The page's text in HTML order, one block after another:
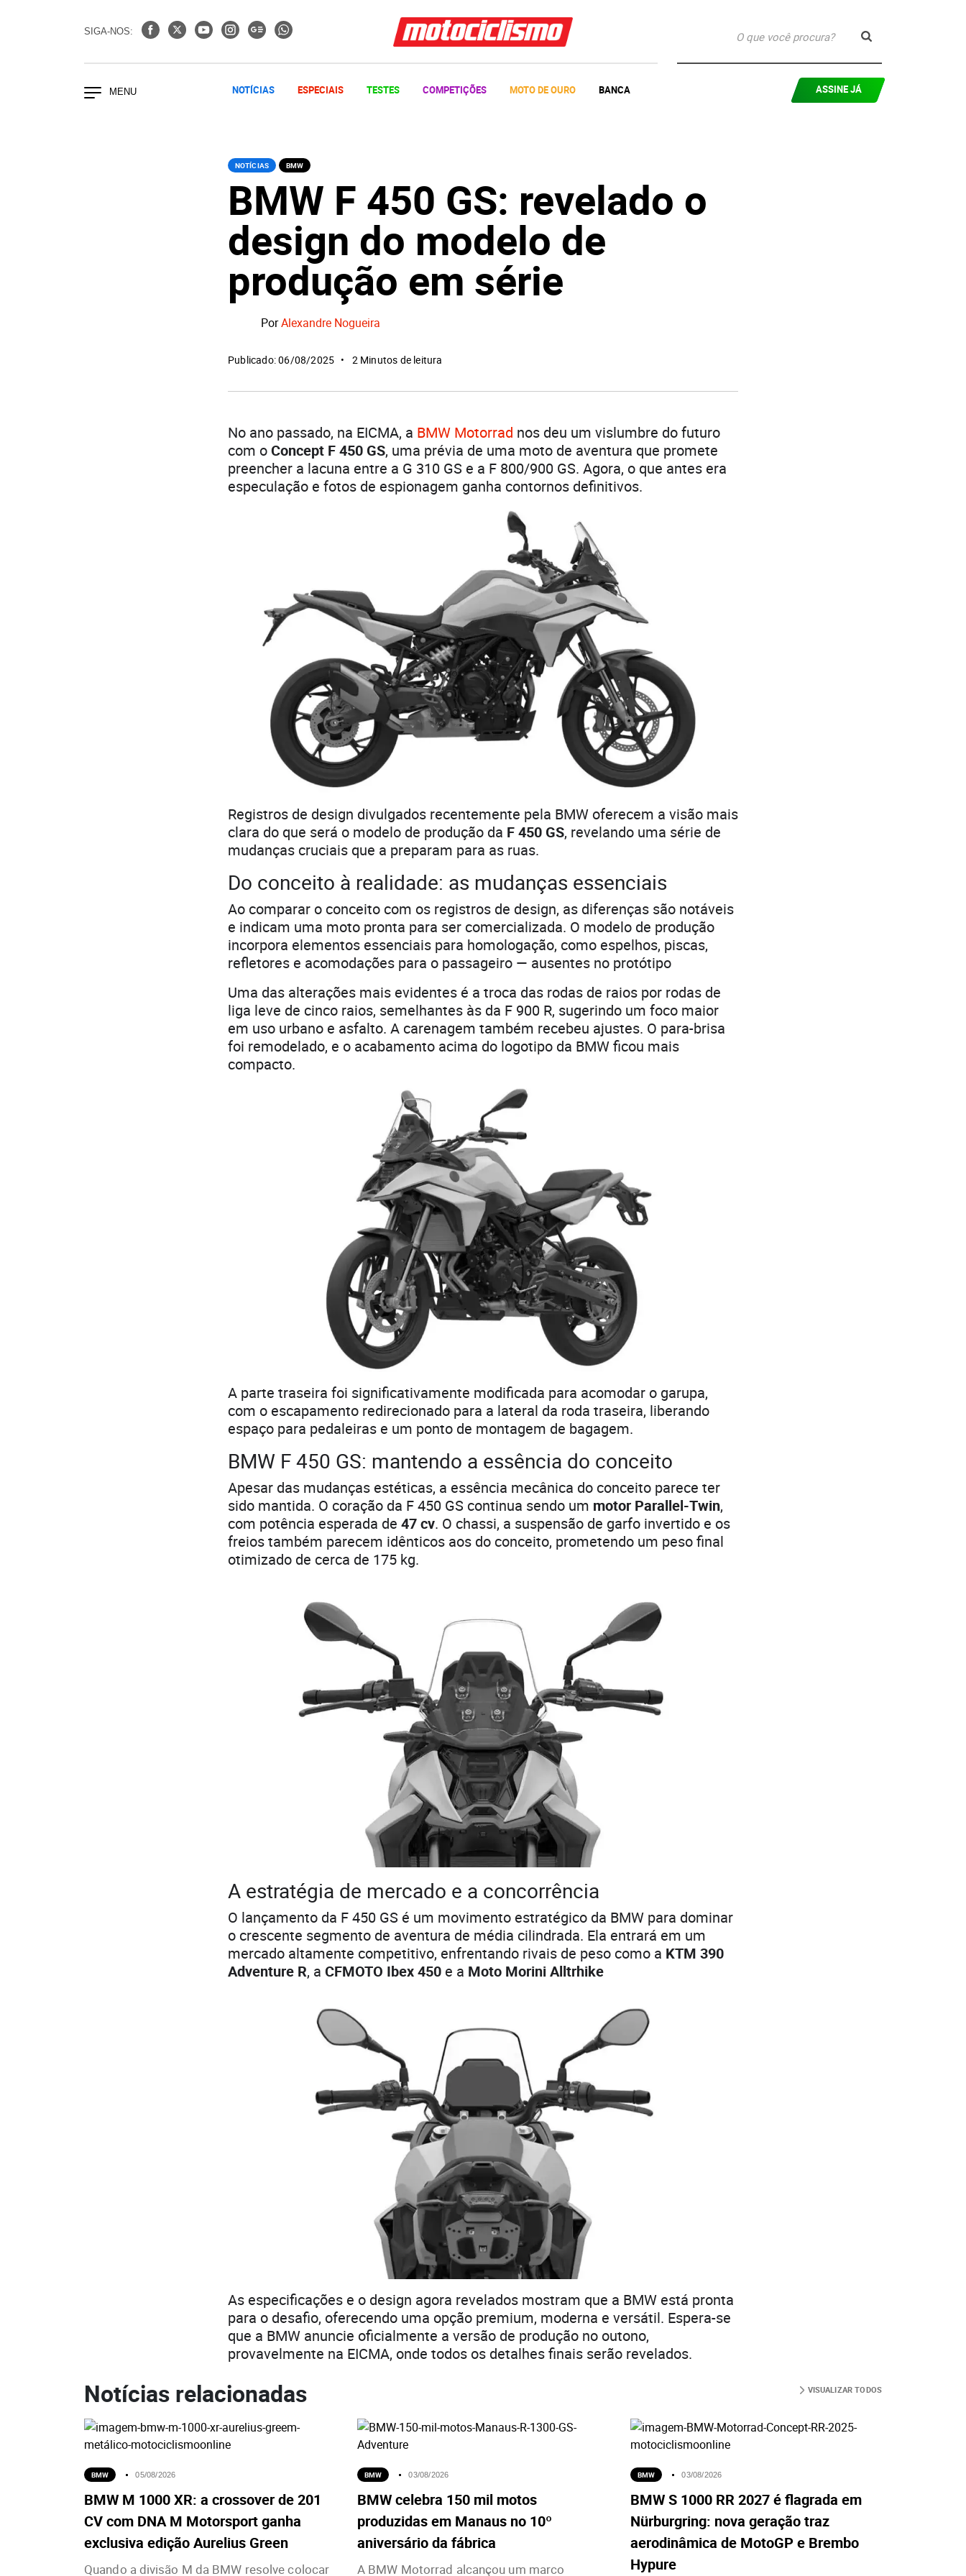
SIGA-NOS:
NOTÍCIAS ESPECIAIS TESTES COMPETIÇÕES MOTO DE OURO BANCA ASSINE JÁ
NOTÍCIAS BMW
BMW F 450 GS: revelado o
design do modelo de
produção em série
PorAlexandre Nogueira
Publicado: 06/08/2025 2 Minutos de leitura
No ano passado, na EICMA, a BMW Motorrad nos deu um vislumbre do futuro
com oConcept F 450 GS, uma prévia de uma moto de aventura que promete
preencher a lacuna entre a G 310 GS e a F 800/900 GS. Agora, o que antes era
especulação e fotos de espionagem ganha contornos definitivos.
Registros de design divulgados recentemente pela BMW oferecem a visão mais
clara do que será o modelo de produção da F 450 GS, revelando uma série de
mudanças cruciais que a preparam para as ruas.
Do conceito à realidade: as mudanças essenciais
Ao comparar o conceito com os registros de design, as diferenças são notáveis
e indicam uma moto pronta para ser comercializada. O modelo de produção
incorpora elementos essenciais para homologação, como espelhos, piscas,
refletores e acomodações para o passageiro — ausentes no protótipo
Uma das alterações mais evidentes é a troca das rodas de raios por rodas de
liga leve de cinco raios, semelhantes às da F 900 R, sugerindo um foco maior
em uso urbano e asfalto. A carenagem também recebeu ajustes. O para-brisa
foi remodelado, e o acabamento acima do logotipo da BMW ficou mais
compacto.
A parte traseira foi significativamente modificada para acomodar o garupa,
com o escapamento redirecionado para a lateral da roda traseira, liberando
espaço para pedaleiras e um ponto de montagem de bagagem.
BMW F 450 GS: mantendo a essência do conceito
Apesar das mudanças estéticas, a essência mecânica do conceito parece ter
sido mantida. O coração da F 450 GS continua sendo um motor Parallel-Twin,
com potência esperada de 47 cv. O chassi, a suspensão de garfo invertido e os
freios também parecem idênticos aos do conceito, prometendo um peso final
otimizado de cerca de 175 kg.
A estratégia de mercado e a concorrência
O lançamento da F 450 GS é um movimento estratégico da BMW para dominar
o crescente segmento de aventura de média cilindrada. Ela entrará em um
mercado altamente competitivo, enfrentando rivais de peso como a KTM 390
Adventure R, a CFMOTO Ibex 450 e a Moto Morini Alltrhike
As especificações e o design agora revelados mostram que a BMW está pronta
para o desafio, oferecendo uma opção premium, moderna e versátil. Espera-se
que a BMW anuncie oficialmente a versão de produção no outono,
provavelmente na EICMA, onde todos os detalhes finais serão revelados.
Notícias relacionadas VISUALIZAR TODOS
BMW 05/08/2026
BMW M 1000 XR: a crossover de 201
CV com DNA M Motorsport ganha
exclusiva edição Aurelius Green
Quando a divisão M da BMW resolve colocar
BMW 03/08/2026
BMW celebra 150 mil motos
produzidas em Manaus no 10º
aniversário da fábrica
A BMW Motorrad alcançou um marco
BMW 03/08/2026
BMW S 1000 RR 2027 é flagrada em
Nürburgring: nova geração traz
aerodinâmica de MotoGP e Brembo
Hypure